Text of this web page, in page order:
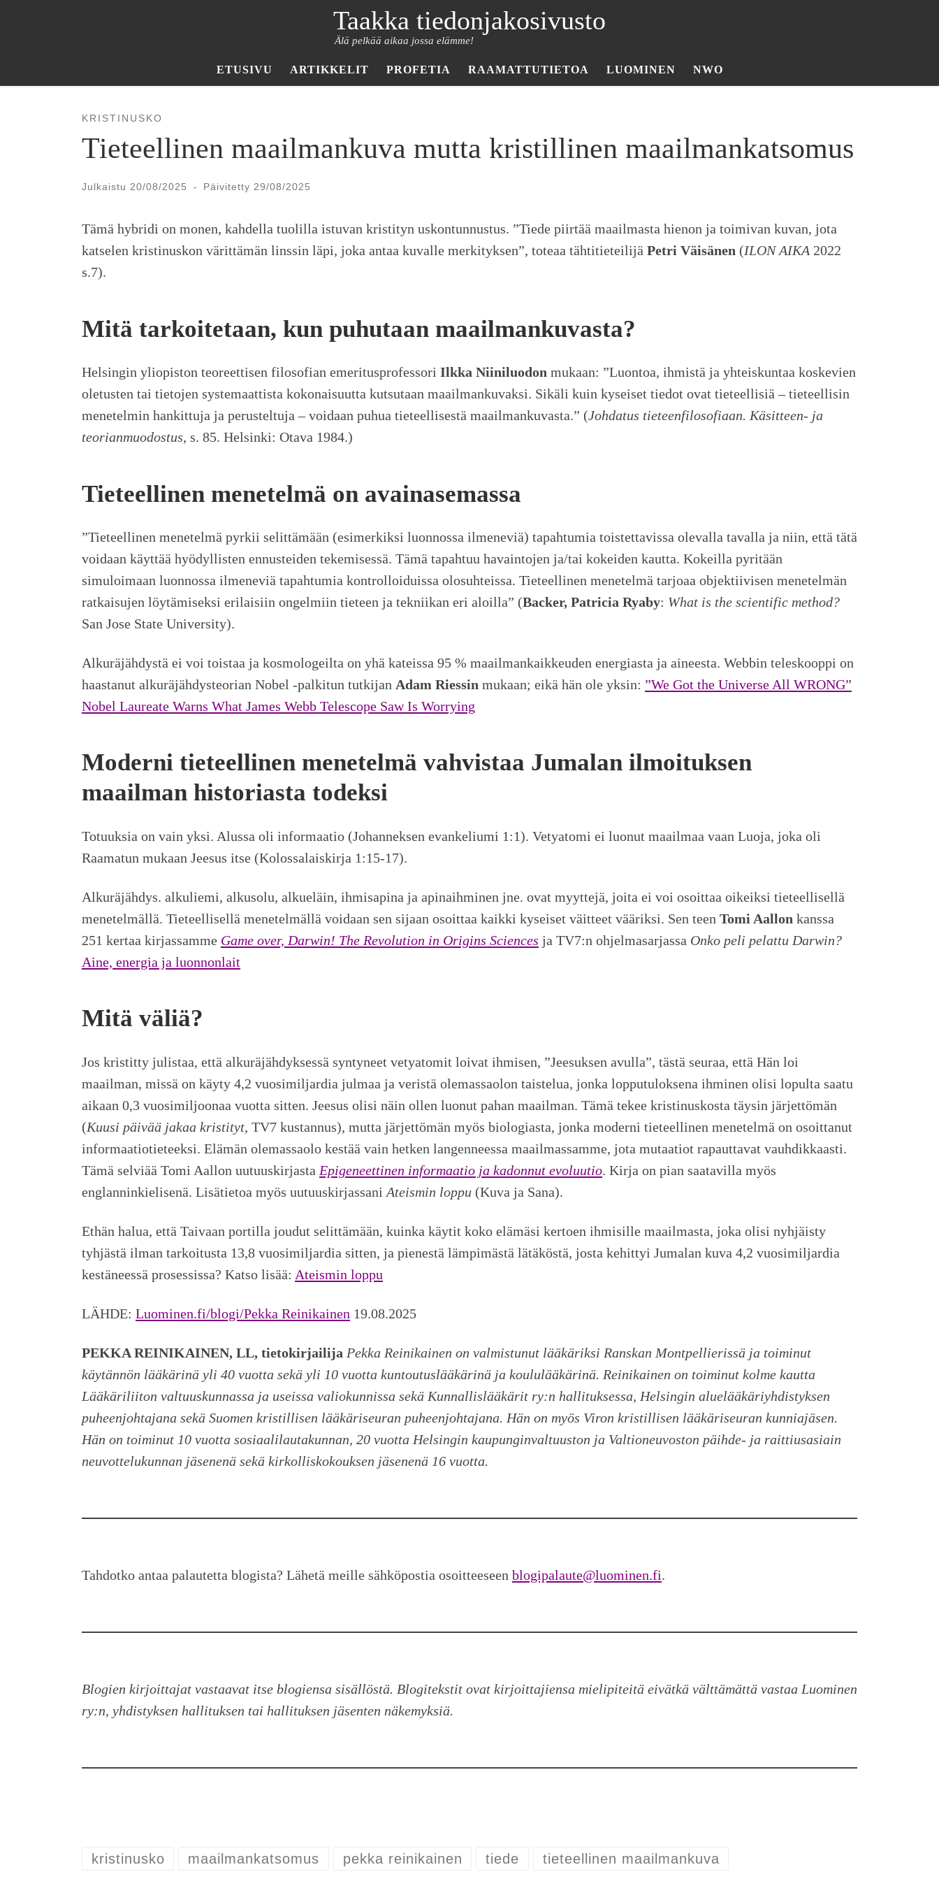
Taakka tiedonjakosivusto
Älä pelkää aikaa jossa elämme!
ETUSIVU ARTIKKELIT PROFETIA RAAMATTUTIETOA LUOMINEN NWO
KRISTINUSKO
Tieteellinen maailmankuva mutta kristillinen maailmankatsomus
Julkaistu 20/08/2025 - Päivitetty 29/08/2025
Tämä hybridi on monen, kahdella tuolilla istuvan kristityn uskontunnustus. ”Tiede piirtää maailmasta hienon ja toimivan kuvan, jota
katselen kristinuskon värittämän linssin läpi, joka antaa kuvalle merkityksen”, toteaa tähtitieteilijä Petri Väisänen (ILON AIKA 2022
s.7).
Mitä tarkoitetaan, kun puhutaan maailmankuvasta?
Helsingin yliopiston teoreettisen filosofian emeritusprofessori Ilkka Niiniluodon mukaan: ”Luontoa, ihmistä ja yhteiskuntaa koskevien
oletusten tai tietojen systemaattista kokonaisuutta kutsutaan maailmankuvaksi. Sikäli kuin kyseiset tiedot ovat tieteellisiä – tieteellisin
menetelmin hankittuja ja perusteltuja – voidaan puhua tieteellisestä maailmankuvasta.” (Johdatus tieteenfilosofiaan. Käsitteen- ja
teorianmuodostus, s. 85. Helsinki: Otava 1984.)
Tieteellinen menetelmä on avainasemassa
”Tieteellinen menetelmä pyrkii selittämään (esimerkiksi luonnossa ilmeneviä) tapahtumia toistettavissa olevalla tavalla ja niin, että tätä
voidaan käyttää hyödyllisten ennusteiden tekemisessä. Tämä tapahtuu havaintojen ja/tai kokeiden kautta. Kokeilla pyritään
simuloimaan luonnossa ilmeneviä tapahtumia kontrolloiduissa olosuhteissa. Tieteellinen menetelmä tarjoaa objektiivisen menetelmän
ratkaisujen löytämiseksi erilaisiin ongelmiin tieteen ja tekniikan eri aloilla” (Backer, Patricia Ryaby: What is the scientific method?
San Jose State University).
Alkuräjähdystä ei voi toistaa ja kosmologeilta on yhä kateissa 95 % maailmankaikkeuden energiasta ja aineesta. Webbin teleskooppi on
haastanut alkuräjähdysteorian Nobel -palkitun tutkijan Adam Riessin mukaan; eikä hän ole yksin: ”We Got the Universe All WRONG”
Nobel Laureate Warns What James Webb Telescope Saw Is Worrying
Moderni tieteellinen menetelmä vahvistaa Jumalan ilmoituksen
maailman historiasta todeksi
Totuuksia on vain yksi. Alussa oli informaatio (Johanneksen evankeliumi 1:1). Vetyatomi ei luonut maailmaa vaan Luoja, joka oli
Raamatun mukaan Jeesus itse (Kolossalaiskirja 1:15-17).
Alkuräjähdys. alkuliemi, alkusolu, alkueläin, ihmisapina ja apinaihminen jne. ovat myyttejä, joita ei voi osoittaa oikeiksi tieteellisellä
menetelmällä. Tieteellisellä menetelmällä voidaan sen sijaan osoittaa kaikki kyseiset väitteet vääriksi. Sen teen Tomi Aallon kanssa
251 kertaa kirjassamme Game over, Darwin! The Revolution in Origins Sciences ja TV7:n ohjelmasarjassa Onko peli pelattu Darwin?
Aine, energia ja luonnonlait
Mitä väliä?
Jos kristitty julistaa, että alkuräjähdyksessä syntyneet vetyatomit loivat ihmisen, ”Jeesuksen avulla”, tästä seuraa, että Hän loi
maailman, missä on käyty 4,2 vuosimiljardia julmaa ja veristä olemassaolon taistelua, jonka lopputuloksena ihminen olisi lopulta saatu
aikaan 0,3 vuosimiljoonaa vuotta sitten. Jeesus olisi näin ollen luonut pahan maailman. Tämä tekee kristinuskosta täysin järjettömän
(Kuusi päivää jakaa kristityt, TV7 kustannus), mutta järjettömän myös biologiasta, jonka moderni tieteellinen menetelmä on osoittanut
informaatiotieteeksi. Elämän olemassaolo kestää vain hetken langenneessa maailmassamme, jota mutaatiot rapauttavat vauhdikkaasti.
Tämä selviää Tomi Aallon uutuuskirjasta Epigeneettinen informaatio ja kadonnut evoluutio. Kirja on pian saatavilla myös
englanninkielisenä. Lisätietoa myös uutuuskirjassani Ateismin loppu (Kuva ja Sana).
Ethän halua, että Taivaan portilla joudut selittämään, kuinka käytit koko elämäsi kertoen ihmisille maailmasta, joka olisi nyhjäisty
tyhjästä ilman tarkoitusta 13,8 vuosimiljardia sitten, ja pienestä lämpimästä lätäköstä, josta kehittyi Jumalan kuva 4,2 vuosimiljardia
kestäneessä prosessissa? Katso lisää: Ateismin loppu
LÄHDE: Luominen.fi/blogi/Pekka Reinikainen 19.08.2025
PEKKA REINIKAINEN, LL, tietokirjailija Pekka Reinikainen on valmistunut lääkäriksi Ranskan Montpellierissä ja toiminut
käytännön lääkärinä yli 40 vuotta sekä yli 10 vuotta kuntoutuslääkärinä ja koululääkärinä. Reinikainen on toiminut kolme kautta
Lääkäriliiton valtuuskunnassa ja useissa valiokunnissa sekä Kunnallislääkärit ry:n hallituksessa, Helsingin aluelääkäriyhdistyksen
puheenjohtajana sekä Suomen kristillisen lääkäriseuran puheenjohtajana. Hän on myös Viron kristillisen lääkäriseuran kunniajäsen.
Hän on toiminut 10 vuotta sosiaalilautakunnan, 20 vuotta Helsingin kaupunginvaltuuston ja Valtioneuvoston päihde- ja raittiusasiain
neuvottelukunnan jäsenenä sekä kirkolliskokouksen jäsenenä 16 vuotta.
Tahdotko antaa palautetta blogista? Lähetä meille sähköpostia osoitteeseen blogipalaute@luominen.fi.
Blogien kirjoittajat vastaavat itse blogiensa sisällöstä. Blogitekstit ovat kirjoittajiensa mielipiteitä eivätkä välttämättä vastaa Luominen
ry:n, yhdistyksen hallituksen tai hallituksen jäsenten näkemyksiä.
kristinusko maailmankatsomus pekka reinikainen tiede tieteellinen maailmankuva